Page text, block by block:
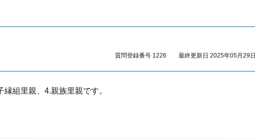
質問登録番号 1226 最終更新日 2025年05月29日
組里親、4.親族里親です。